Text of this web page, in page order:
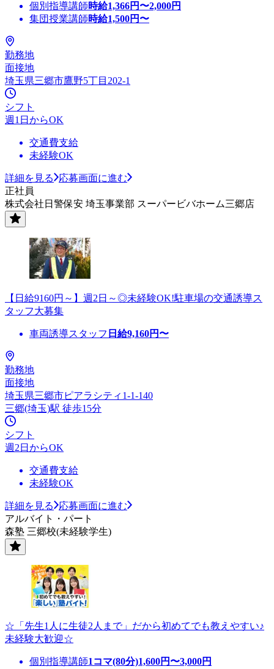
個別指導講師時給1,366円〜2,000円
集団授業講師時給1,500円〜
勤務地
面接地
埼玉県三郷市鷹野5丁目202-1
シフト
週1日からOK
交通費支給
未経験OK
詳細を見る
応募画面に進む
正社員
株式会社日警保安 埼玉事業部 スーパービバホーム三郷店
【日給9160円～】週2日～◎未経験OK!駐車場の交通誘導ス
タッフ大募集
車両誘導スタッフ 日給9,160円〜
勤務地
面接地
埼玉県三郷市ピアラシティ1-1-140
三郷(埼玉)駅 徒歩15分
シフト
週2日からOK
交通費支給
未経験OK
詳細を見る
応募画面に進む
アルバイト・パート
森塾 三郷校(未経験学生)
☆「先生1人に生徒2人まで」だから初めてでも教えやすい♪
未経験大歓迎☆
個別指導講師1コマ(80分)1,600円〜3,000円